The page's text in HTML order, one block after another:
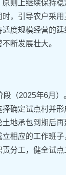
原则上继续保持
，引导农户采
度规模经营的
断发展壮大。
段（2025年6月）
确定试点村并
地承包到期后
立相应的工作班
分工，健全试